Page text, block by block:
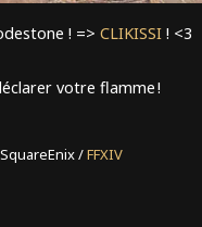
! =>CLIKISSI ! <3
votre flamme !
/FFXIV